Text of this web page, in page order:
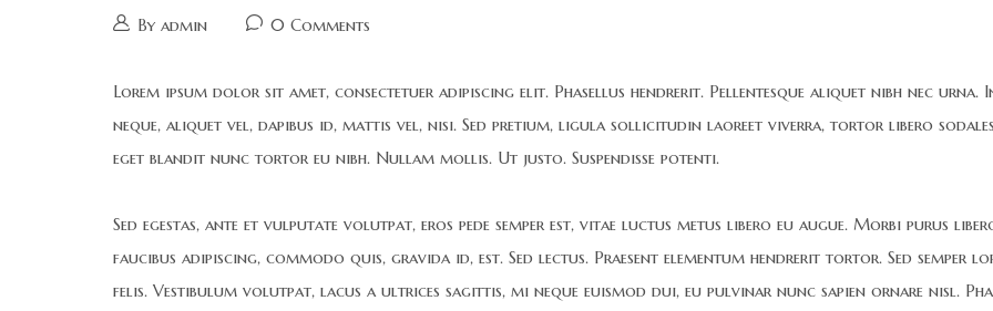
By admin 0 Comments
Lorem ipsum dolor sit amet, consectetuer adipiscing elit. Phasellus hendrerit. Pellentesque aliquet nibh nec urna.
neque, aliquet vel, dapibus id, mattis vel, nisi. Sed pretium, ligula sollicitudin laoreet viverra, tortor libero
eget blandit nunc tortor eu nibh. Nullam mollis. Ut justo. Suspendisse potenti.
Sed egestas, ante et vulputate volutpat, eros pede semper est, vitae luctus metus libero eu augue. Morbi purus
faucibus adipiscing, commodo quis, gravida id, est. Sed lectus. Praesent elementum hendrerit tortor. Sed semper
felis. Vestibulum volutpat, lacus a ultrices sagittis, mi neque euismod dui, eu pulvinar nunc sapien ornare nisl.